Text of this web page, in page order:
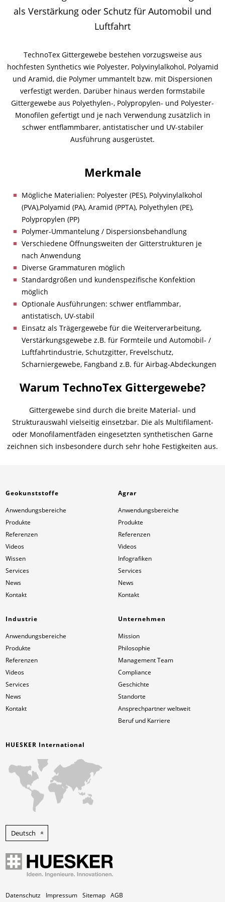
als Verstärkung oder Schutz für Automobil und
Luftfahrt
TechnoTex Gittergewebe bestehen vorzugsweise aus
hochfesten Synthetics wie Polyester, Polyvinylalkohol, Polyamid
und Aramid, die Polymer ummantelt bzw. mit Dispersionen
verfestigt werden. Darüber hinaus werden formstabile
Gittergewebe aus Polyethylen-, Polypropylen- und Polyester-
Monofilen gefertigt und je nach Verwendung zusätzlich in
schwer entflammbarer, antistatischer und UV-stabiler
Ausführung ausgerüstet.
Merkmale
Mögliche Materialien: Polyester (PES), Polyvinylalkohol
(PVA),Polyamid (PA), Aramid (PPTA), Polyethylen (PE),
Polypropylen (PP)
Polymer-Ummantelung / Dispersionsbehandlung
Verschiedene Öffnungsweiten der Gitterstrukturen je
nach Anwendung
Diverse Grammaturen möglich
Standardgrößen und kundenspezifische Konfektion
möglich
Optionale Ausführungen: schwer entflammbar,
antistatisch, UV-stabil
Einsatz als Trägergewebe für die Weiterverarbeitung,
Verstärkungsgewebe z.B. für Formteile und Automobil- /
Luftfahrtindustrie, Schutzgitter, Frevelschutz,
Scharniergewebe, Fangband z.B. für Airbag-Abdeckungen
Warum TechnoTex Gittergewebe?
Gittergewebe sind durch die breite Material- und
Strukturauswahl vielseitig einsetzbar. Die als Multifilament-
oder Monofilamentfäden eingesetzten synthetischen Garne
zeichnen sich insbesondere durch sehr hohe Festigkeiten aus.
HUESKER International
Deutsch
Geokunststoffe
Anwendungsbereiche
Produkte
Referenzen
Videos
Wissen
Services
News
Kontakt
Agrar
Anwendungsbereiche
Produkte
Referenzen
Videos
Infografiken
Services
News
Kontakt
Industrie
Anwendungsbereiche
Produkte
Referenzen
Videos
Services
News
Kontakt
Unternehmen
Mission
Philosophie
Management Team
Compliance
Geschichte
Standorte
Ansprechpartner weltweit
Beruf und Karriere
Datenschutz Impressum Sitemap AGB